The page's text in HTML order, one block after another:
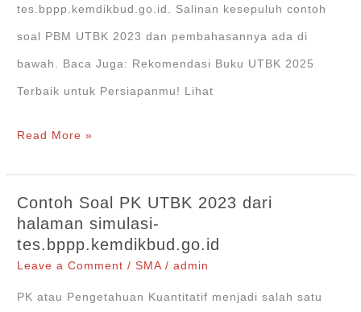
tes.bppp.kemdikbud.go.id. Salinan kesepuluh contoh
soal PBM UTBK 2023 dan pembahasannya ada di
bawah. Baca Juga: Rekomendasi Buku UTBK 2025
Terbaik untuk Persiapanmu! Lihat
Contoh
UTBK
2023
dari
halaman
Read More »
Contoh Soal PK UTBK 2023 dari
halaman simulasi-
tes.bppp.kemdikbud.go.id
Leave a Comment /SMA /admin
PK atau Pengetahuan Kuantitatif menjadi salah satu